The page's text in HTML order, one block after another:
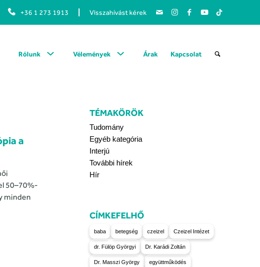
+36 1 273 1913 Visszahívást kérek
Rólunk Vélemények Árak Kapcsolat
a
50–70%-
minden
TÉMAKÖRÖK
Tudomány
Egyéb kategória
Interjú
További hírek
Hír
CÍMKEFELHŐ
baba betegség czeizel Czeizel Intézet
dr. Fülöp Györgyi Dr. Karádi Zoltán
Dr. Masszi György együttműködés